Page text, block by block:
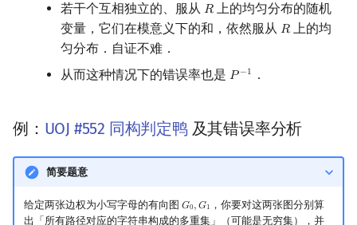
若干个互相独立的、服从 𝑅
R 上的均匀分布的随机
变量，它们在模意义下的和，依然服从 𝑅
R 上的均
匀分布．自证不难．
从而这种情况下的错误率也是 𝑃 −1
P− ．
例： UOJ #552 同构判定鸭 及其错误率分析
简要题意
给定两张边权为小写字母的有向图 𝐺0,𝐺1
G0,G1
，你要对这两张图分别算
出「所有路径对应的字符串构成的多重集」（可能是无穷集），并